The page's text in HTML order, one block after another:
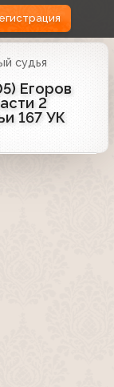
судья
Егоров
2
167 УК